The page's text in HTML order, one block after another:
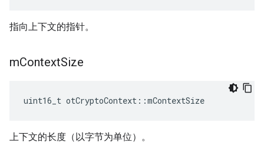
指向上下文的指针。
mContextSize
uint16_t otCryptoContext ::mContextSize
上下文的长度（以字节为单位）。